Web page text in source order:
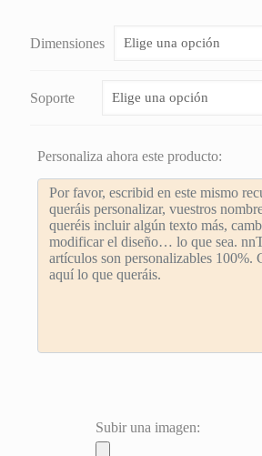
precios:
2,50€
11,50€
Dimensiones
Soporte
Personaliza ahora este producto:
Subir una imagen: